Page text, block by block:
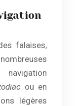
falaises,
ou en
légères